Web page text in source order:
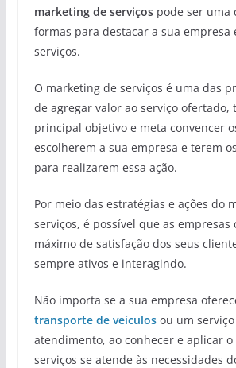
marketing de serviços pode ser uma
formas para destacar a sua empresa
serviços.
O marketing de serviços é uma das
de agregar valor ao serviço ofertado,
principal objetivo e meta convencer
escolherem a sua empresa e terem
para realizarem essa ação.
Por meio das estratégias e ações do
serviços, é possível que as empresas
máximo de satisfação dos seus
sempre ativos e interagindo.
Não importa se a sua empresa
transporte de veículosou um serviço
atendimento, ao conhecer e aplicar
serviços se atende às necessidades